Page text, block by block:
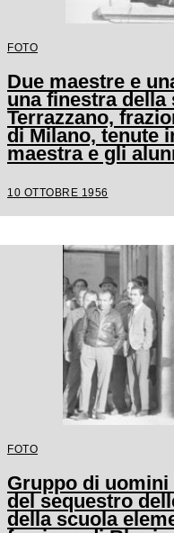
FOTO
Due maestre e
una finestra della
Terrazzano,
di Milano, tenute
maestra e gli
Santato
10 OTTOBRE 1956
FOTO
Gruppo di
del sequestro
della scuola